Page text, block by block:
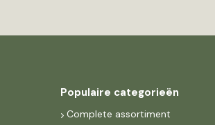
Populaire categorieën
Complete assortiment